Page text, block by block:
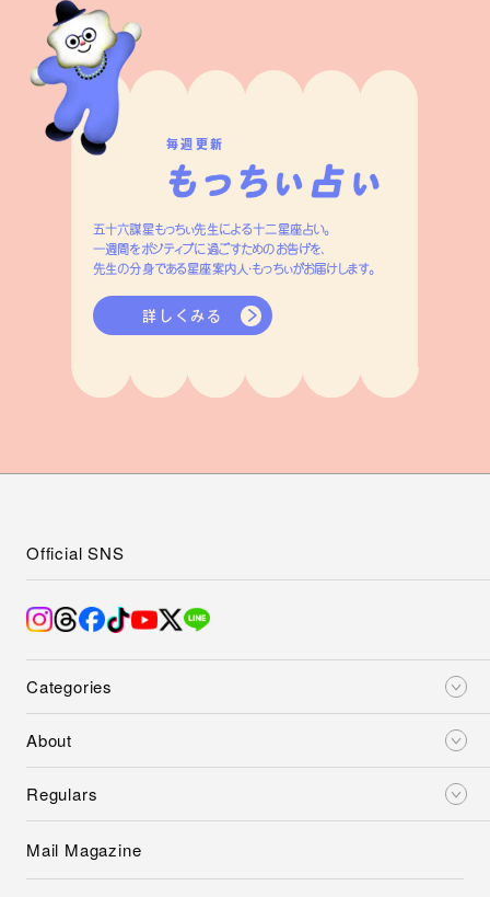
毎週更新
五十六謀星もっちぃ先生による十二星座占い。
一週間をポジティブに過ごすためのお告げを、
先生の分身である星座案内人・もっちぃがお届けします。
詳しくみる
Categories
About
Regulars
Official SNS
Mail Magazine